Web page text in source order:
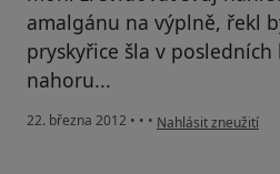
amalgánu na výplně, řekl
pryskyřice šla v posledních
nahoru...
22. března 2012 • • • podle názoru
Nahlásit zneužití